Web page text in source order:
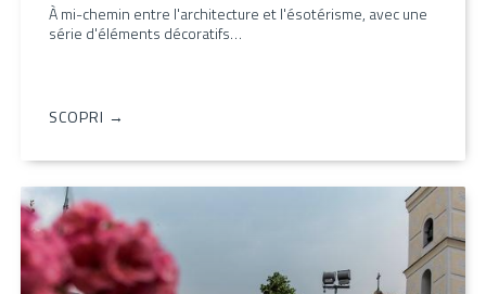
À mi-chemin entre l'architecture et l'ésotérisme, avec une
série d'éléments décoratifs…
SCOPRI →